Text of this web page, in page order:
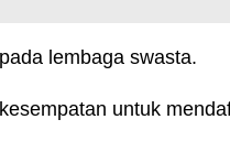
lembaga swasta.
untuk